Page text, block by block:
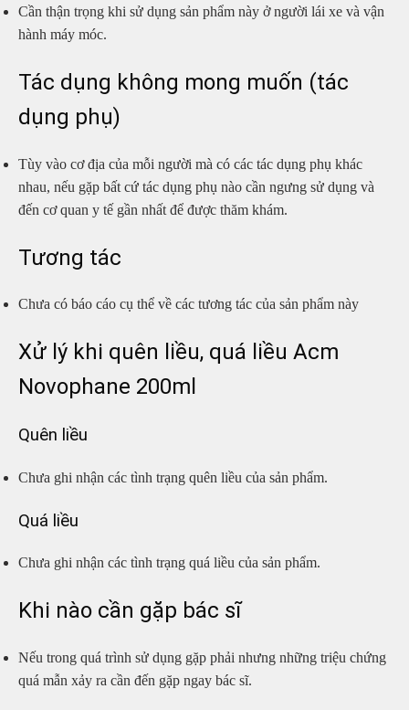
Cần thận trọng khi sử dụng sản phẩm này ở người lái xe và vận
hành máy móc.
Tác dụng không mong muốn (tác
dụng phụ)
Tùy vào cơ địa của mỗi người mà có các tác dụng phụ khác
nhau, nếu gặp bất cứ tác dụng phụ nào cần ngưng sử dụng và
đến cơ quan y tế gần nhất để được thăm khám.
Tương tác
Chưa có báo cáo cụ thể về các tương tác của sản phẩm này
Xử lý khi quên liều, quá liều Acm
Novophane 200ml
Quên liều
Chưa ghi nhận các tình trạng quên liều của sản phẩm.
Quá liều
Chưa ghi nhận các tình trạng quá liều của sản phẩm.
Khi nào cần gặp bác sĩ
Nếu trong quá trình sử dụng gặp phải nhưng những triệu chứng
quá mẫn xảy ra cần đến gặp ngay bác sĩ.